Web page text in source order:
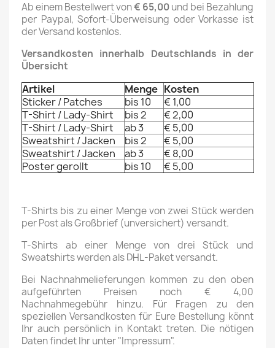
Ab einem Bestellwert von€ 65,00und bei Bezahlung
per Paypal, Sofort-Überweisung oder Vorkasse ist
der Versand kostenlos.
Versandkosten innerhalb Deutschlands in der
Übersicht
Artikel Menge Kosten
Sticker / Patches
bis 10
€ 1,00
T-Shirt / Lady-Shirt
bis 2
€ 2,00
T-Shirt / Lady-Shirt
ab 3
€ 5,00
Sweatshirt / Jacken
bis 2
€ 5,00
Sweatshirt / Jacken
ab 3
€ 8,00
Poster gerollt
bis 10 € 5,00
T-Shirts bis zu einer Menge von zwei Stück werden
per Post als Großbrief (unversichert) versandt.
T-Shirts ab einer Menge von drei Stück und
Sweatshirts werden als DHL-Paket versandt.
Bei Nachnahmelieferungen kommen zu den oben
aufgeführten Preisen noch € 4,00
Nachnahmegebühr hinzu. Für Fragen zu den
speziellen Versandkosten für Eure Bestellung könnt
Ihr auch persönlich in Kontakt treten. Die nötigen
Daten findet Ihr unter "Impressum".